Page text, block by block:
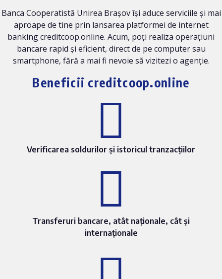
Banca Cooperatistă Unirea Brașov își aduce serviciile și mai
aproape de tine prin lansarea platformei de internet
banking creditcoop.online. Acum, poți realiza operațiuni
bancare rapid și eficient, direct de pe computer sau
smartphone, fără a mai fi nevoie să vizitezi o agenție.
Beneficii creditcoop.online
Verificarea soldurilor și istoricul tranzacțiilor
Transferuri bancare, atât naționale, cât și
internaționale